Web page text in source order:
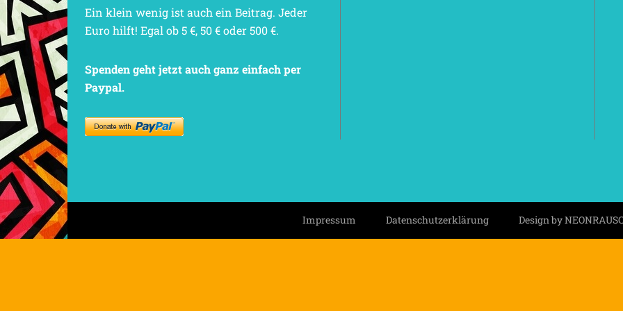
Ein klein wenig ist auch ein Beitrag. Jeder
Euro hilft! Egal ob 5 €, 50 € oder 500 €.
Spenden geht jetzt auch ganz einfach per
Paypal.
Impressum Datenschutzerklärung Design by